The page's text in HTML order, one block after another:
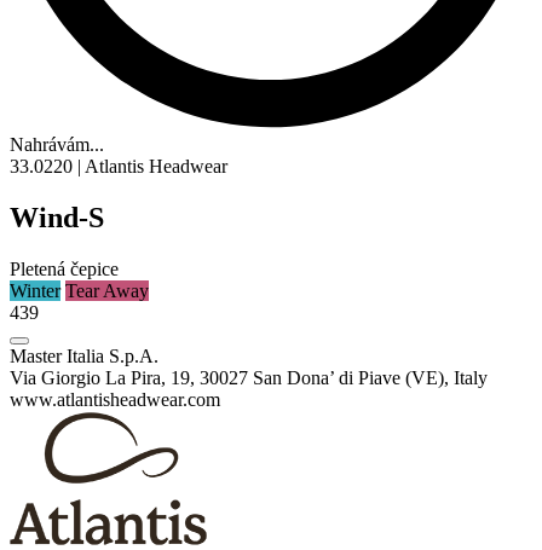
Nahrávám...
33.0220 | Atlantis Headwear
Wind-S
Pletená čepice
Winter Tear Away
439
Master Italia S.p.A.
Via Giorgio La Pira, 19, 30027 San Dona’ di Piave (VE), Italy
www.atlantisheadwear.com